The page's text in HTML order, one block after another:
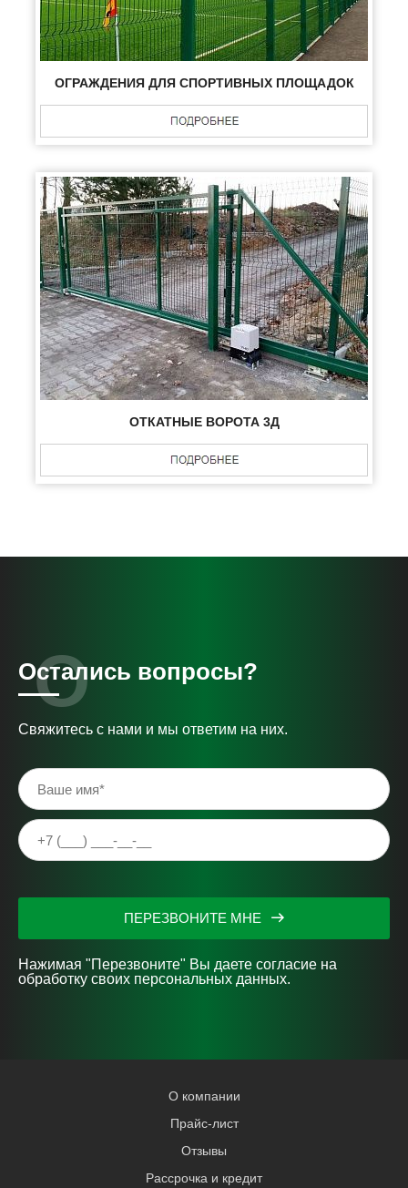
ОГРАЖДЕНИЯ ДЛЯ СПОРТИВНЫХ ПЛОЩАДОК
ОТКАТНЫЕ ВОРОТА 3Д
Остались вопросы?
Свяжитесь с нами и мы ответим на них.
ПЕРЕЗВОНИТЕ МНЕ
Нажимая "Перезвоните" Вы даете согласие на
обработку своих персональных данных.
О компании
Прайс-лист
Отзывы
Рассрочка и кредит